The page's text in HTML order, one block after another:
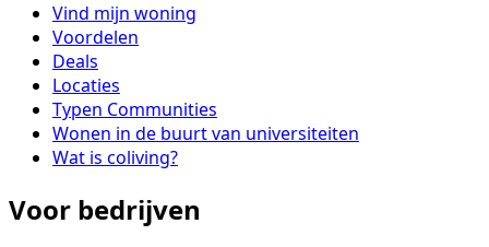
Vind mijn woning
Voordelen
Deals
Locaties
Typen Communities
Wonen in de buurt van universiteiten
Wat is coliving?
Voor bedrijven